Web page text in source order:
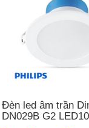
Đèn led âm trần
DN029B G2